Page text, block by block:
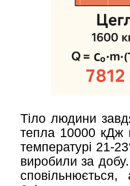
Тіло людини
тепла 10000 кДж
температурі 21-
виробили за